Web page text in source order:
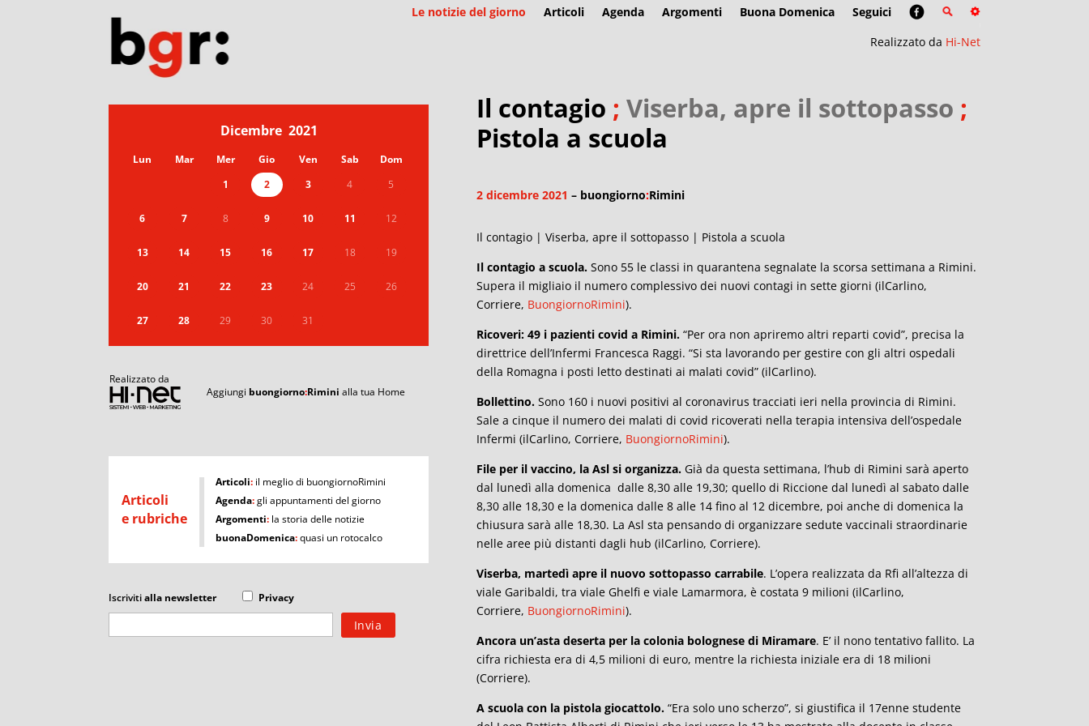
Le notizie del giorno Articoli Agenda Argomenti Buona Domenica
Seguici
Realizzato da Hi-Net
Dicembre 2021
Lun Mar Mer Gio Ven Sab
Dom
1
2 3 4 5
6 7 8 9 10 11 12
13 14 15 16 17 18 19
20 21 22 23 24 25 26
27 28 29 30 31
Realizzato da
Aggiungi buongiorno:Riminialla tua Home
Articoli
e rubriche
I Articoli: il meglio di buongiornoRimini
Agenda:gli appuntamenti del giorno
Argomenti: la storia delle notizie
buonaDomenica:quasi un rotocalco
Iscrivitialla newsletter Privacy
Il contagio ;Viserba, apre il sottopasso ;
Pistola a scuola
2 dicembre 2021 – buongiorno:Rimini
Il contagio | Viserba, apre il sottopasso | Pistola a scuola
Il contagio a scuola. Sono 55 le classi in quarantena segnalate la scorsa settimana a Rimini.
Supera il migliaio il numero complessivo dei nuovi contagi in sette giorni (ilCarlino,
Corriere, BuongiornoRimini).
Ricoveri: 49 i pazienti covid a Rimini. “Per ora non apriremo altri reparti covid”, precisa la
direttrice dell’Infermi Francesca Raggi. “Si sta lavorando per gestire con gli altri ospedali
della Romagna i posti letto destinati ai malati covid” (ilCarlino).
Bollettino.Sono 160 i nuovi positivi al coronavirus tracciati ieri nella provincia di Rimini.
Sale a cinque il numero dei malati di covid ricoverati nella terapia intensiva dell’ospedale
Infermi (ilCarlino, Corriere, BuongiornoRimini).
File per il vaccino, la Asl si organizza. Già da questa settimana, l’hub di Rimini sarà aperto
dal lunedì alla domenica dalle 8,30 alle 19,30; quello di Riccione dal lunedì al sabato dalle
8,30 alle 18,30 e la domenica dalle 8 alle 14 fino al 12 dicembre, poi anche di domenica la
chiusura sarà alle 18,30. La Asl sta pensando di organizzare sedute vaccinali straordinarie
nelle aree più distanti dagli hub (ilCarlino, Corriere).
Viserba, martedì apre il nuovo sottopasso carrabile. L’opera realizzata da Rfi all’altezza di
viale Garibaldi, tra viale Ghelfi e viale Lamarmora, è costata 9 milioni (ilCarlino,
Corriere, BuongiornoRimini).
Ancora un’asta deserta per la colonia bolognese di Miramare. E’ il nono tentativo fallito. La
cifra richiesta era di 4,5 milioni di euro, mentre la richiesta iniziale era di 18 milioni
(Corriere).
A scuola con la pistola giocattolo. “Era solo uno scherzo”, si giustifica il 17enne studente